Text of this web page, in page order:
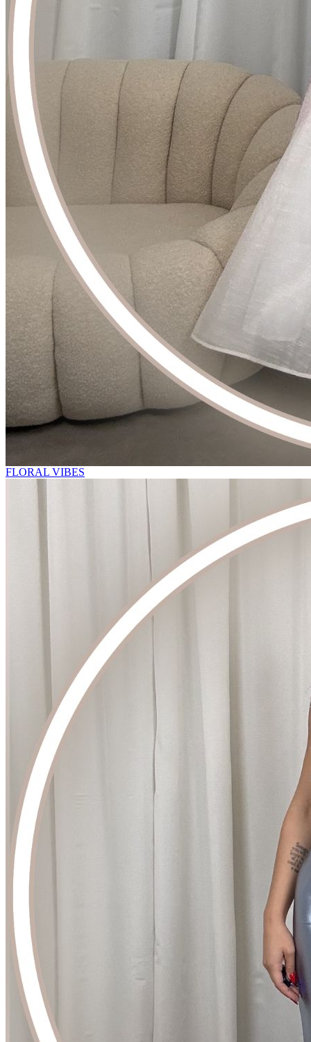
FLORAL VIBES